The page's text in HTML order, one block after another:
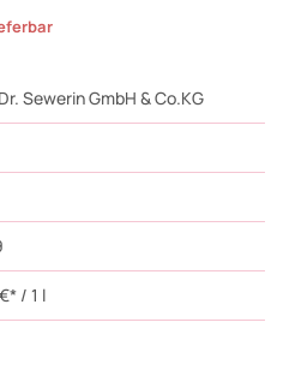
Sewerin GmbH & Co.KG
/ 1 l